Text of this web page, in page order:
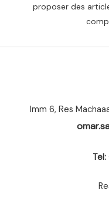
proposer des
Imm 6, Res